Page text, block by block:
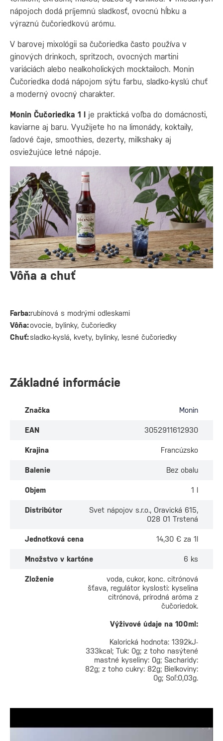
nápojoch dodá príjemnú sladkosť, ovocnú hĺbku a
výraznú čučoriedkovú arómu.
V barovej mixológii sa čučoriedka často používa v
ginových drinkoch, spritzoch, ovocných martini
variáciách alebo nealkoholických mocktailoch. Monin
Čučoriedka dodá nápojom sýtu farbu, sladko-kyslú chuť
a moderný ovocný charakter.
Monin Čučoriedka 1 l je praktická voľba do domácnosti,
kaviarne aj baru. Využijete ho na limonády, koktaily,
ľadové čaje, smoothies, dezerty, milkshaky aj
osviežujúce letné nápoje.
Vôňa a chuť
Farba:rubínová s modrými odleskami
Vôňa:ovocie, bylinky, čučoriedky
Chuť:sladko-kyslá, kvety, bylinky, lesné čučoriedky
Základné informácie
Značka Monin
EAN 3052911612930
Krajina Francúzsko
Balenie Bez obalu
Objem 1 l
Distribútor
Svet nápojov s.r.o., Oravická 615,
028 01 Trstená
Jednotková cena 14,30 € za 1l
Množstvo v kartóne 6 ks
Zloženie
voda, cukor, konc. citrónová
šťava, regulátor kyslosti: kyselina
citrónová, prírodná aróma z
čučoriedok.
Výživové údaje na 100ml:
Kalorická hodnota: 1392kJ-
333kcal; Tuk: 0g; z toho nasýtené
mastné kyseliny: 0g; Sacharidy:
82g; z toho cukry: 82g; Bielkoviny:
0g; Soľ:0,03g.